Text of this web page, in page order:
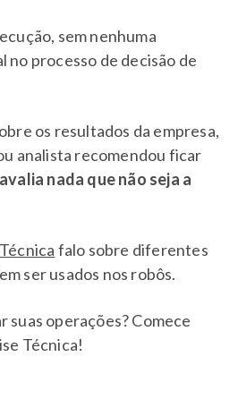
sem nenhuma
no processo de decisão de
os resultados da empresa,
analista recomendou ficar
nada que não seja a
falo sobre diferentes
ser usados nos robôs.
suas operações?Comece
Técnica!